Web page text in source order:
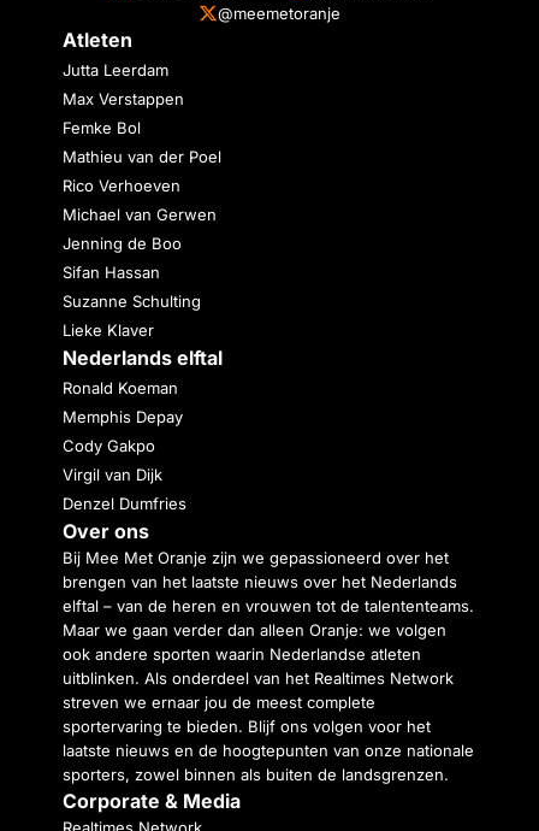
@meemetoranje
Atleten
Jutta Leerdam
Max Verstappen
Femke Bol
Mathieu van der Poel
Rico Verhoeven
Michael van Gerwen
Jenning de Boo
Sifan Hassan
Suzanne Schulting
Lieke Klaver
Nederlands elftal
Ronald Koeman
Memphis Depay
Cody Gakpo
Virgil van Dijk
Denzel Dumfries
Over ons
Bij Mee Met Oranje zijn we gepassioneerd over het
brengen van het laatste nieuws over het Nederlands
elftal – van de heren en vrouwen tot de talententeams.
Maar we gaan verder dan alleen Oranje: we volgen
ook andere sporten waarin Nederlandse atleten
uitblinken. Als onderdeel van het Realtimes Network
streven we ernaar jou de meest complete
sportervaring te bieden. Blijf ons volgen voor het
laatste nieuws en de hoogtepunten van onze nationale
sporters, zowel binnen als buiten de landsgrenzen.
Corporate & Media
Realtimes Network